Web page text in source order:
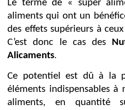
Le terme de « super
aliments qui ont un
des effets supérieurs à
C’est donc le cas des
Alicaments.
Ce potentiel est dû à la
éléments indispensables à
aliments, en quantité